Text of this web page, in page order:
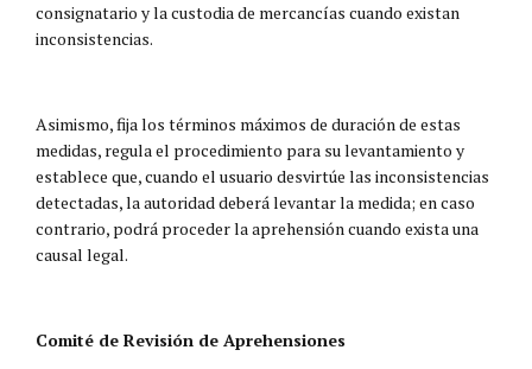
consignatario y la custodia de mercancías cuando existan
inconsistencias.
Asimismo, fija los términos máximos de duración de estas
medidas, regula el procedimiento para su levantamiento y
establece que, cuando el usuario desvirtúe las inconsistencias
detectadas, la autoridad deberá levantar la medida; en caso
contrario, podrá proceder la aprehensión cuando exista una
causal legal.
Comité de Revisión de Aprehensiones